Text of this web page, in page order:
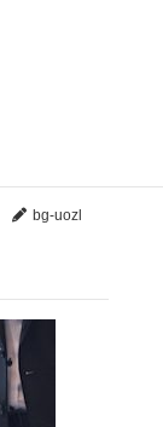
bg-uozl